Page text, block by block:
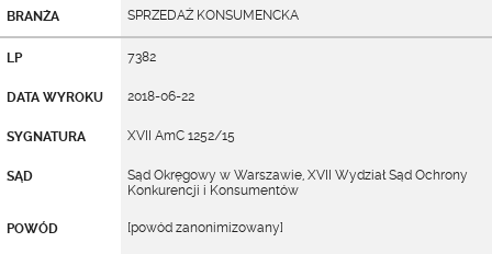
BRANŻA SPRZEDAŻ KONSUMENCKA
LP 7382
DATA WYROKU 2018-06-22
SYGNATURA XVII AmC 1252/15
SĄD
Sąd Okręgowy w Warszawie, XVII Wydział Sąd Ochrony
Konkurencji i Konsumentów
POWÓD [powód zanonimizowany]